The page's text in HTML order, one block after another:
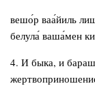
вешо́р ваа́йиль
белула́ ваша́мен
4. И быка, и